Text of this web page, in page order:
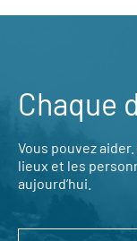
Chaque
Vous pouvez
lieux et les
aujourd’hui.